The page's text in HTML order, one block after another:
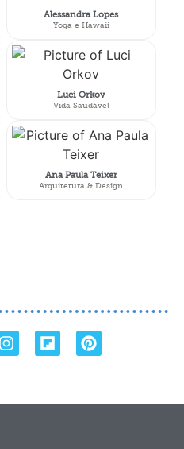
Alessandra Lopes
Yoga e Hawaii
Luci Orkov
Vida Saudável
Ana Paula Teixer
Arquitetura & Design